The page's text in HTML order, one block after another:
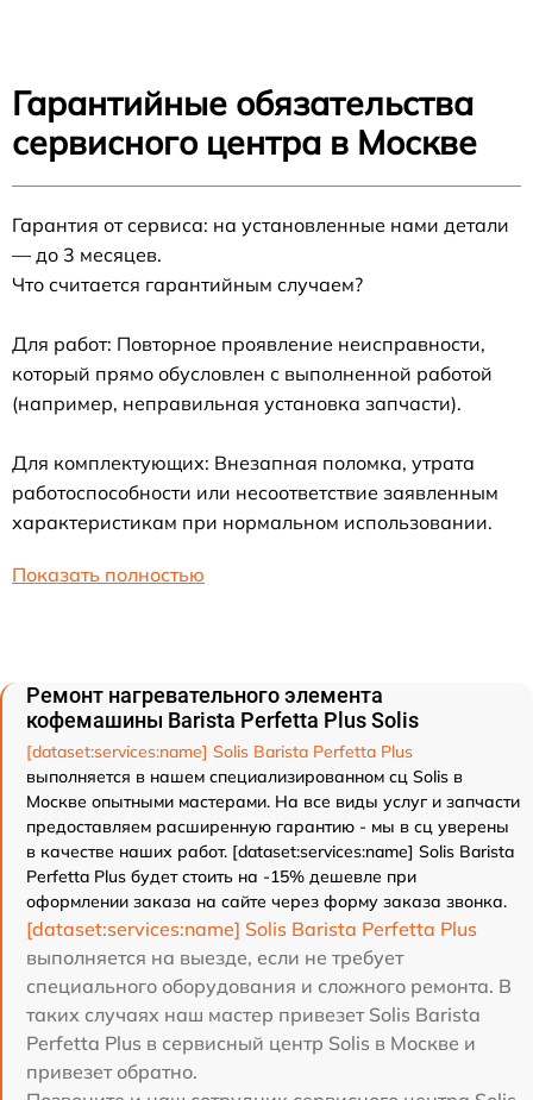
Гарантийные обязательства
сервисного центра в Москве
Гарантия от сервиса: на установленные нами детали
— до 3 месяцев.
Что считается гарантийным случаем?
Для работ: Повторное проявление неисправности,
который прямо обусловлен с выполненной работой
(например, неправильная установка запчасти).
Для комплектующих: Внезапная поломка, утрата
работоспособности или несоответствие заявленным
характеристикам при нормальном использовании.
Показать полностью
Ремонт нагревательного элемента
кофемашины Barista Perfetta Plus Solis
[dataset:services:name] Solis Barista Perfetta Plus
выполняется в нашем специализированном сц Solis в
Москве опытными мастерами. На все виды услуг и запчасти
предоставляем расширенную гарантию - мы в сц уверены
в качестве наших работ. [dataset:services:name] Solis Barista
Perfetta Plus будет стоить на -15% дешевле при
оформлении заказа на сайте через форму заказа звонка.
[dataset:services:name] Solis Barista Perfetta Plus
выполняется на выезде, если не требует
специального оборудования и сложного ремонта. В
таких случаях наш мастер привезет Solis Barista
Perfetta Plus в сервисный центр Solis в Москве и
привезет обратно.